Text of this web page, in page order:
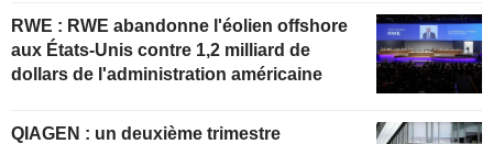
RWE : RWE abandonne l'éolien offshore
aux États-Unis contre 1,2 milliard de
dollars de l'administration américaine
QIAGEN : un deuxième trimestre